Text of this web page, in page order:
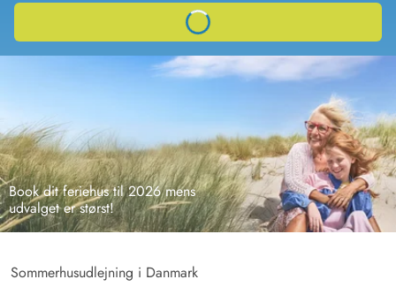
Book dit feriehus til 2026 mens
udvalget er størst!
Sommerhusudlejning i Danmark
Loading...